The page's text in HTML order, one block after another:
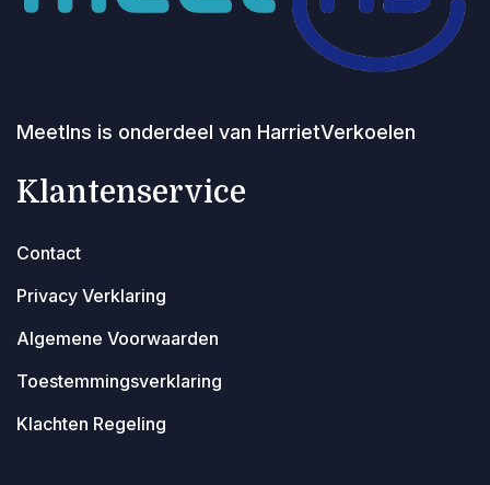
MeetIns is onderdeel van HarrietVerkoelen
Klantenservice
Contact
Privacy Verklaring
Algemene Voorwaarden
Toestemmingsverklaring
Klachten Regeling